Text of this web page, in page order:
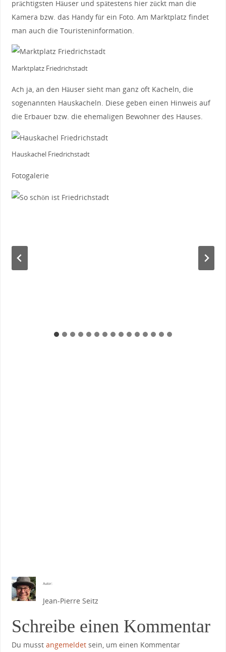
prächtigsten Häuser und spätestens hier zückt man die
Kamera bzw. das Handy für ein Foto. Am Marktplatz findet
man auch die Touristeninformation.
Marktplatz Friedrichstadt
Ach ja, an den Häuser sieht man ganz oft Kacheln, die
sogenannten Hauskacheln. Diese geben einen Hinweis auf
die Erbauer bzw. die ehemaligen Bewohner des Hauses.
Hauskachel Friedrichstadt
Fotogalerie
Autor:
Jean-Pierre Seitz
Schreibe einen Kommentar
Du musst angemeldetsein, um einen Kommentar